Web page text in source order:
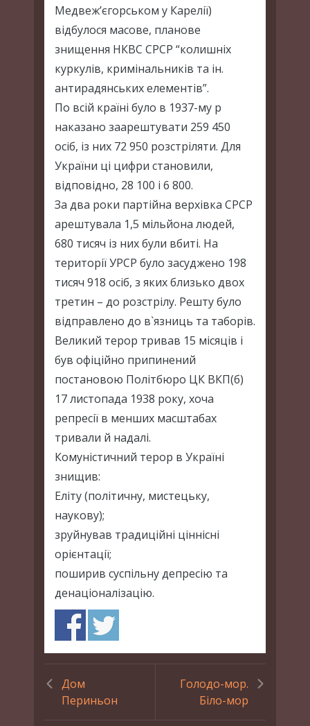
Медвеж’єгорськом у Карелії)
відбулося масове, планове
знищення НКВС СРСР “колишніх
куркулів, кримінальників та ін.
антирадянських елементів”.
По всій країні було в 1937-му р
наказано заарештувати 259 450
осіб, із них 72 950 розстріляти. Для
України ці цифри становили,
відповідно, 28 100 і 6 800.
За два роки партійна верхівка СРСР
арештувала 1,5 мільйона людей,
680 тисяч із них були вбиті. На
території УРСР було засуджено 198
тисяч 918 осіб, з яких близько двох
третин – до розстрілу. Решту було
відправлено до в`язниць та таборів.
Великий терор тривав 15 місяців і
був офіційно припинений
постановою Політбюро ЦК ВКП(б)
17 листопада 1938 року, хоча
репресії в менших масштабах
тривали й надалі.
Комуністичний терор в Україні
знищив:
Еліту (політичну, мистецьку,
наукову);
зруйнував традиційні ціннісні
орієнтації;
поширив суспільну депресію та
денаціоналізацію.
Дом
Периньон
Голодо-мор.
Біло-мор